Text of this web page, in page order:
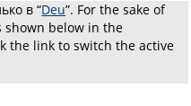
в “Deu”. For the sake of
shown below in the
the link to switch the active